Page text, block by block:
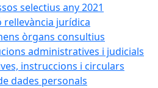
selectius any 2021
jurídica
òrgans consultius
administratives i judicials
instruccions i circulars
dades personals